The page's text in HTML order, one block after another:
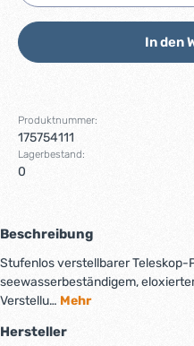
In den
Produktnummer:
175754111
Lagerbestand:
0
Beschreibung
Stufenlos verstellbarer Teleskop-
seewasserbeständigem,
Verstellu… Mehr
Hersteller